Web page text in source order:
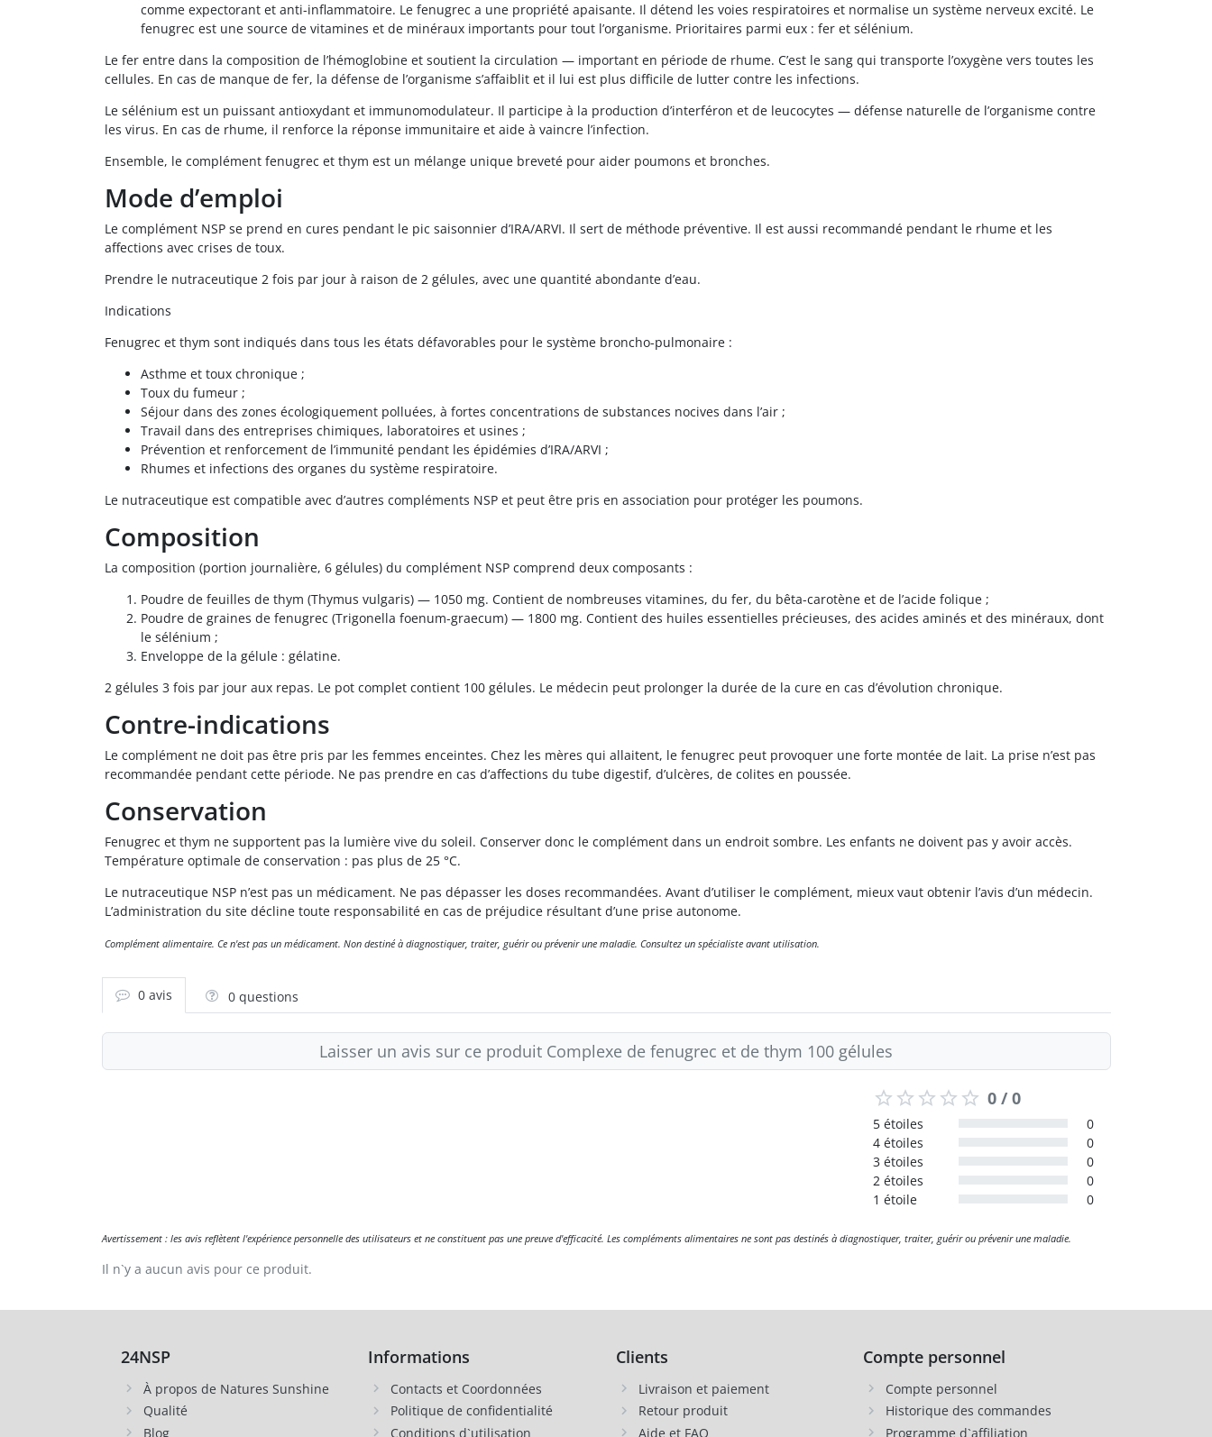
comme expectorant et anti-inflammatoire. Le fenugrec a une propriété apaisante. Il détend les voies respiratoires et normalise un système nerveux excité. Le
fenugrec est une source de vitamines et de minéraux importants pour tout l’organisme. Prioritaires parmi eux : fer et sélénium.
Le fer entre dans la composition de l’hémoglobine et soutient la circulation — important en période de rhume. C’est le sang qui transporte l’oxygène vers toutes les
cellules. En cas de manque de fer, la défense de l’organisme s’affaiblit et il lui est plus difficile de lutter contre les infections.
Le sélénium est un puissant antioxydant et immunomodulateur. Il participe à la production d’interféron et de leucocytes — défense naturelle de l’organisme contre
les virus. En cas de rhume, il renforce la réponse immunitaire et aide à vaincre l’infection.
Ensemble, le complément fenugrec et thym est un mélange unique breveté pour aider poumons et bronches.
Mode d’emploi
Le complément NSP se prend en cures pendant le pic saisonnier d’IRA/ARVI. Il sert de méthode préventive. Il est aussi recommandé pendant le rhume et les
affections avec crises de toux.
Prendre le nutraceutique 2 fois par jour à raison de 2 gélules, avec une quantité abondante d’eau.
Indications
Fenugrec et thym sont indiqués dans tous les états défavorables pour le système broncho-pulmonaire :
Asthme et toux chronique ;
Toux du fumeur ;
Séjour dans des zones écologiquement polluées, à fortes concentrations de substances nocives dans l’air ;
Travail dans des entreprises chimiques, laboratoires et usines ;
Prévention et renforcement de l’immunité pendant les épidémies d’IRA/ARVI ;
Rhumes et infections des organes du système respiratoire.
Le nutraceutique est compatible avec d’autres compléments NSP et peut être pris en association pour protéger les poumons.
Composition
La composition (portion journalière, 6 gélules) du complément NSP comprend deux composants :
Poudre de feuilles de thym (Thymus vulgaris) — 1050 mg. Contient de nombreuses vitamines, du fer, du bêta-carotène et de l’acide folique ;
Poudre de graines de fenugrec (Trigonella foenum-graecum) — 1800 mg. Contient des huiles essentielles précieuses, des acides aminés et des minéraux, dont
le sélénium ;
Enveloppe de la gélule : gélatine.
2 gélules 3 fois par jour aux repas. Le pot complet contient 100 gélules. Le médecin peut prolonger la durée de la cure en cas d’évolution chronique.
Contre-indications
Le complément ne doit pas être pris par les femmes enceintes. Chez les mères qui allaitent, le fenugrec peut provoquer une forte montée de lait. La prise n’est pas
recommandée pendant cette période. Ne pas prendre en cas d’affections du tube digestif, d’ulcères, de colites en poussée.
Conservation
Fenugrec et thym ne supportent pas la lumière vive du soleil. Conserver donc le complément dans un endroit sombre. Les enfants ne doivent pas y avoir accès.
Température optimale de conservation : pas plus de 25 °C.
Le nutraceutique NSP n’est pas un médicament. Ne pas dépasser les doses recommandées. Avant d’utiliser le complément, mieux vaut obtenir l’avis d’un médecin.
L’administration du site décline toute responsabilité en cas de préjudice résultant d’une prise autonome.
Complément alimentaire. Ce n'est pas un médicament. Non destiné à diagnostiquer, traiter, guérir ou prévenir une maladie. Consultez un spécialiste avant utilisation.
0 avis 0 questions
Laisser un avis sur ce produit Complexe de fenugrec et de thym 100 gélules
0 / 0
5 étoiles
0
4 étoiles
0
3 étoiles
0
2 étoiles
0
1 étoile
0
Avertissement : les avis reflètent l'expérience personnelle des utilisateurs et ne constituent pas une preuve d'efficacité. Les compléments alimentaires ne sont pas destinés à diagnostiquer, traiter, guérir ou prévenir une maladie.
Il n`y a aucun avis pour ce produit.
24NSP
À propos de Natures Sunshine
Qualité
Blog
Informations
Contacts et Coordonnées
Politique de confidentialité
Conditions d`utilisation
Clients
Livraison et paiement
Retour produit
Aide et FAQ
Compte personnel
Compte personnel
Historique des commandes
Programme d`affiliation